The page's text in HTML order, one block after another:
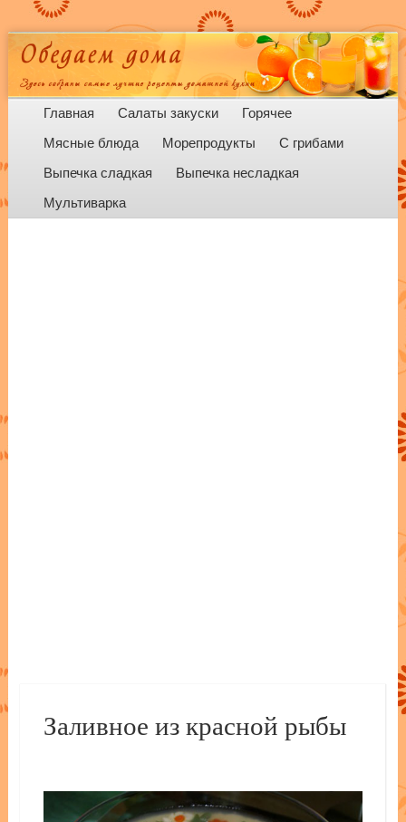
Menu
Skip to content
Главная Салаты закуски
Горячее
Мясные блюда
Морепродукты
С грибами
Выпечка сладкая
Выпечка несладкая
Мультиварка
Заливное из красной рыбы